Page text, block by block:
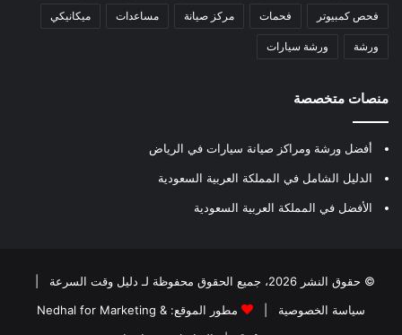
فحص كمبيوتر فحمات مركز صيانة مساعدات ميكانيكي
ورشة ورشة سيارات
منصات متخصصة
أفضل ورشة ومراكز صيانة سيارات في الرياض
الدليل الشامل في المملكة العربية السعودية
الأفضل في المملكة العربية السعودية
© حقوق النشر 2026، جميع الحقوق محفوظة لـ دليل وقت السرعة
سياسة الخصوصية
مطور الموقع: Nedhal for Marketing &